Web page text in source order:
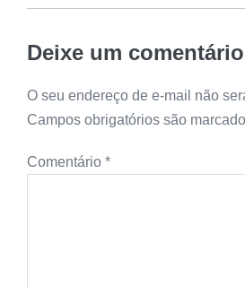
Deixe um comentário
O seu endereço de e-mail não
Campos obrigatórios são
Comentário *